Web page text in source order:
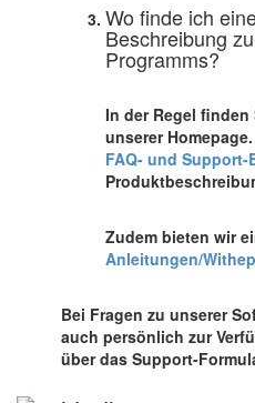
Wo finde ich
Beschreibung
Programms?
In der Regel
unserer
FAQ- und Support-
Zudem bieten wir
Anleitungen/
Bei Fragen zu unserer
auch persönlich zur
über das Support-